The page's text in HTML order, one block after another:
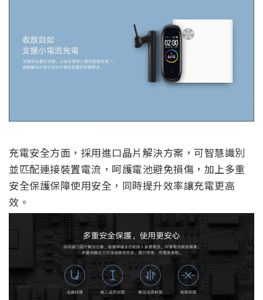
充電安全方面，採用進口晶片解決方案，可智慧識別
並匹配連接裝置電流，呵護電池避免損傷，加上多重
安全保護保障使用安全，同時提升效率讓充電更高
效。